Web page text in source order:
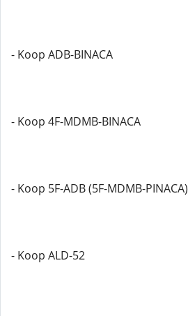
- Koop ADB-BINACA
- Koop 4F-MDMB-BINACA
- Koop 5F-ADB (5F-MDMB-PINACA)
- Koop ALD-52